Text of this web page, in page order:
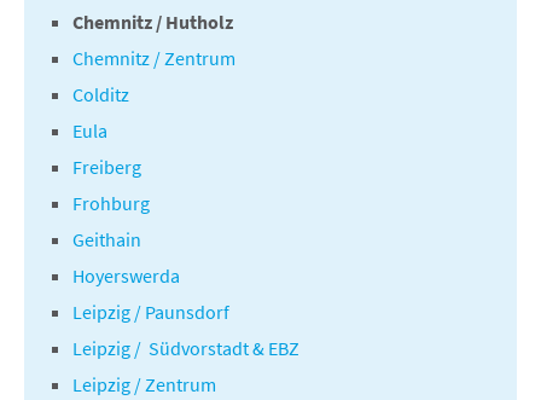
Chemnitz / Hutholz
Chemnitz / Zentrum
Colditz
Eula
Freiberg
Frohburg
Geithain
Hoyerswerda
Leipzig / Paunsdorf
Leipzig / Südvorstadt & EBZ
Leipzig / Zentrum